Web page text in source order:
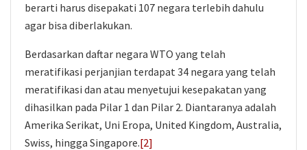
berarti harus disepakati 107 negara terlebih dahulu
agar bisa diberlakukan.
Berdasarkan daftar negara WTO yang telah
meratifikasi perjanjian terdapat 34 negara yang telah
meratifikasi dan atau menyetujui kesepakatan yang
dihasilkan pada Pilar 1 dan Pilar 2. Diantaranya adalah
Amerika Serikat, Uni Eropa, United Kingdom, Australia,
Swiss, hingga Singapore.[2]